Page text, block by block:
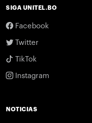
SIGA UNITEL.BO
Facebook
Twitter
TikTok
Instagram
NOTICIAS